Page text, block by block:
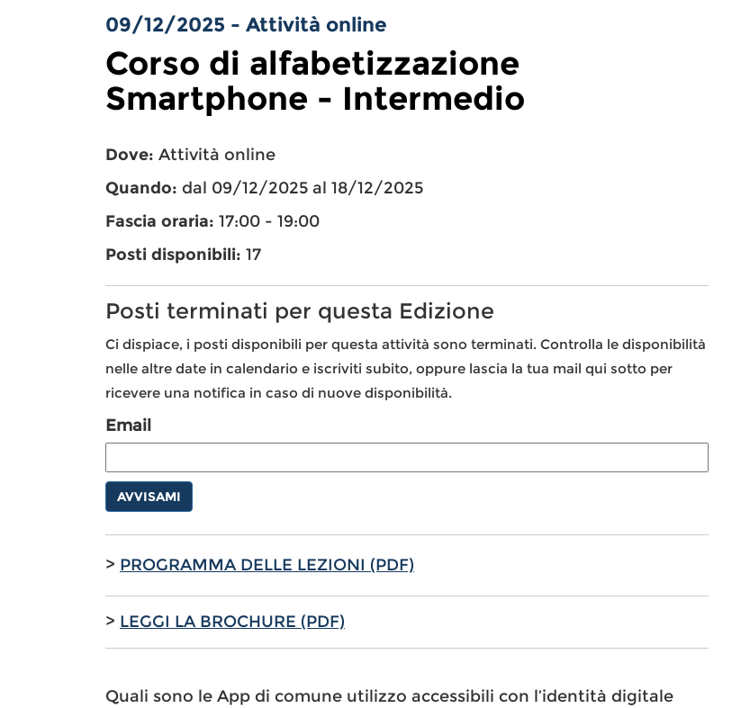
09/12/2025 - Attività online
Corso di alfabetizzazione
Smartphone - Intermedio
Dove: Attività online
Quando: dal 09/12/2025 al 18/12/2025
Fascia oraria: 17:00 - 19:00
Posti disponibili: 17
Posti terminati per questa Edizione
Ci dispiace, i posti disponibili per questa attività sono terminati. Controlla le disponibilità
nelle altre date in calendario e iscriviti subito, oppure lascia la tua mail qui sotto per
ricevere una notifica in caso di nuove disponibilità.
Email
AVVISAMI
> PROGRAMMA DELLE LEZIONI (PDF)
> LEGGI LA BROCHURE (PDF)
Quali sono le App di comune utilizzo accessibili con l’identità digitale